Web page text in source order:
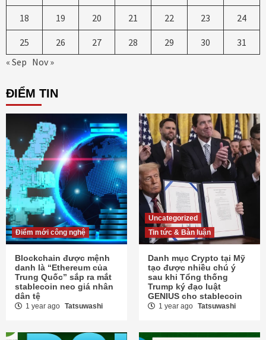
18 19 20 21 22 23 24
25 26 27 28 29 30
31
« Sep Nov »
ĐIỂM TIN
Điểm mới công nghệ
Blockchain được mệnh
danh là “Ethereum của
Trung Quốc” sắp ra mắt
stablecoin neo giá nhân
dân tệ
1 year ago Tatsuwashi
Uncategorized
Tin tức & Bàn luận
Danh mục Crypto tại Mỹ
tạo được nhiều chú ý
sau khi Tổng thống
Trump ký đạo luật
GENIUS cho stablecoin
1 year ago Tatsuwashi